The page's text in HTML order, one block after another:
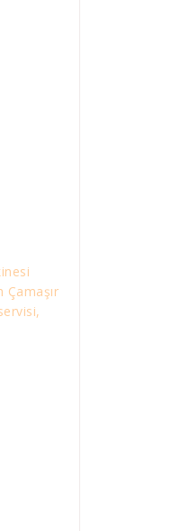
Çamaşır